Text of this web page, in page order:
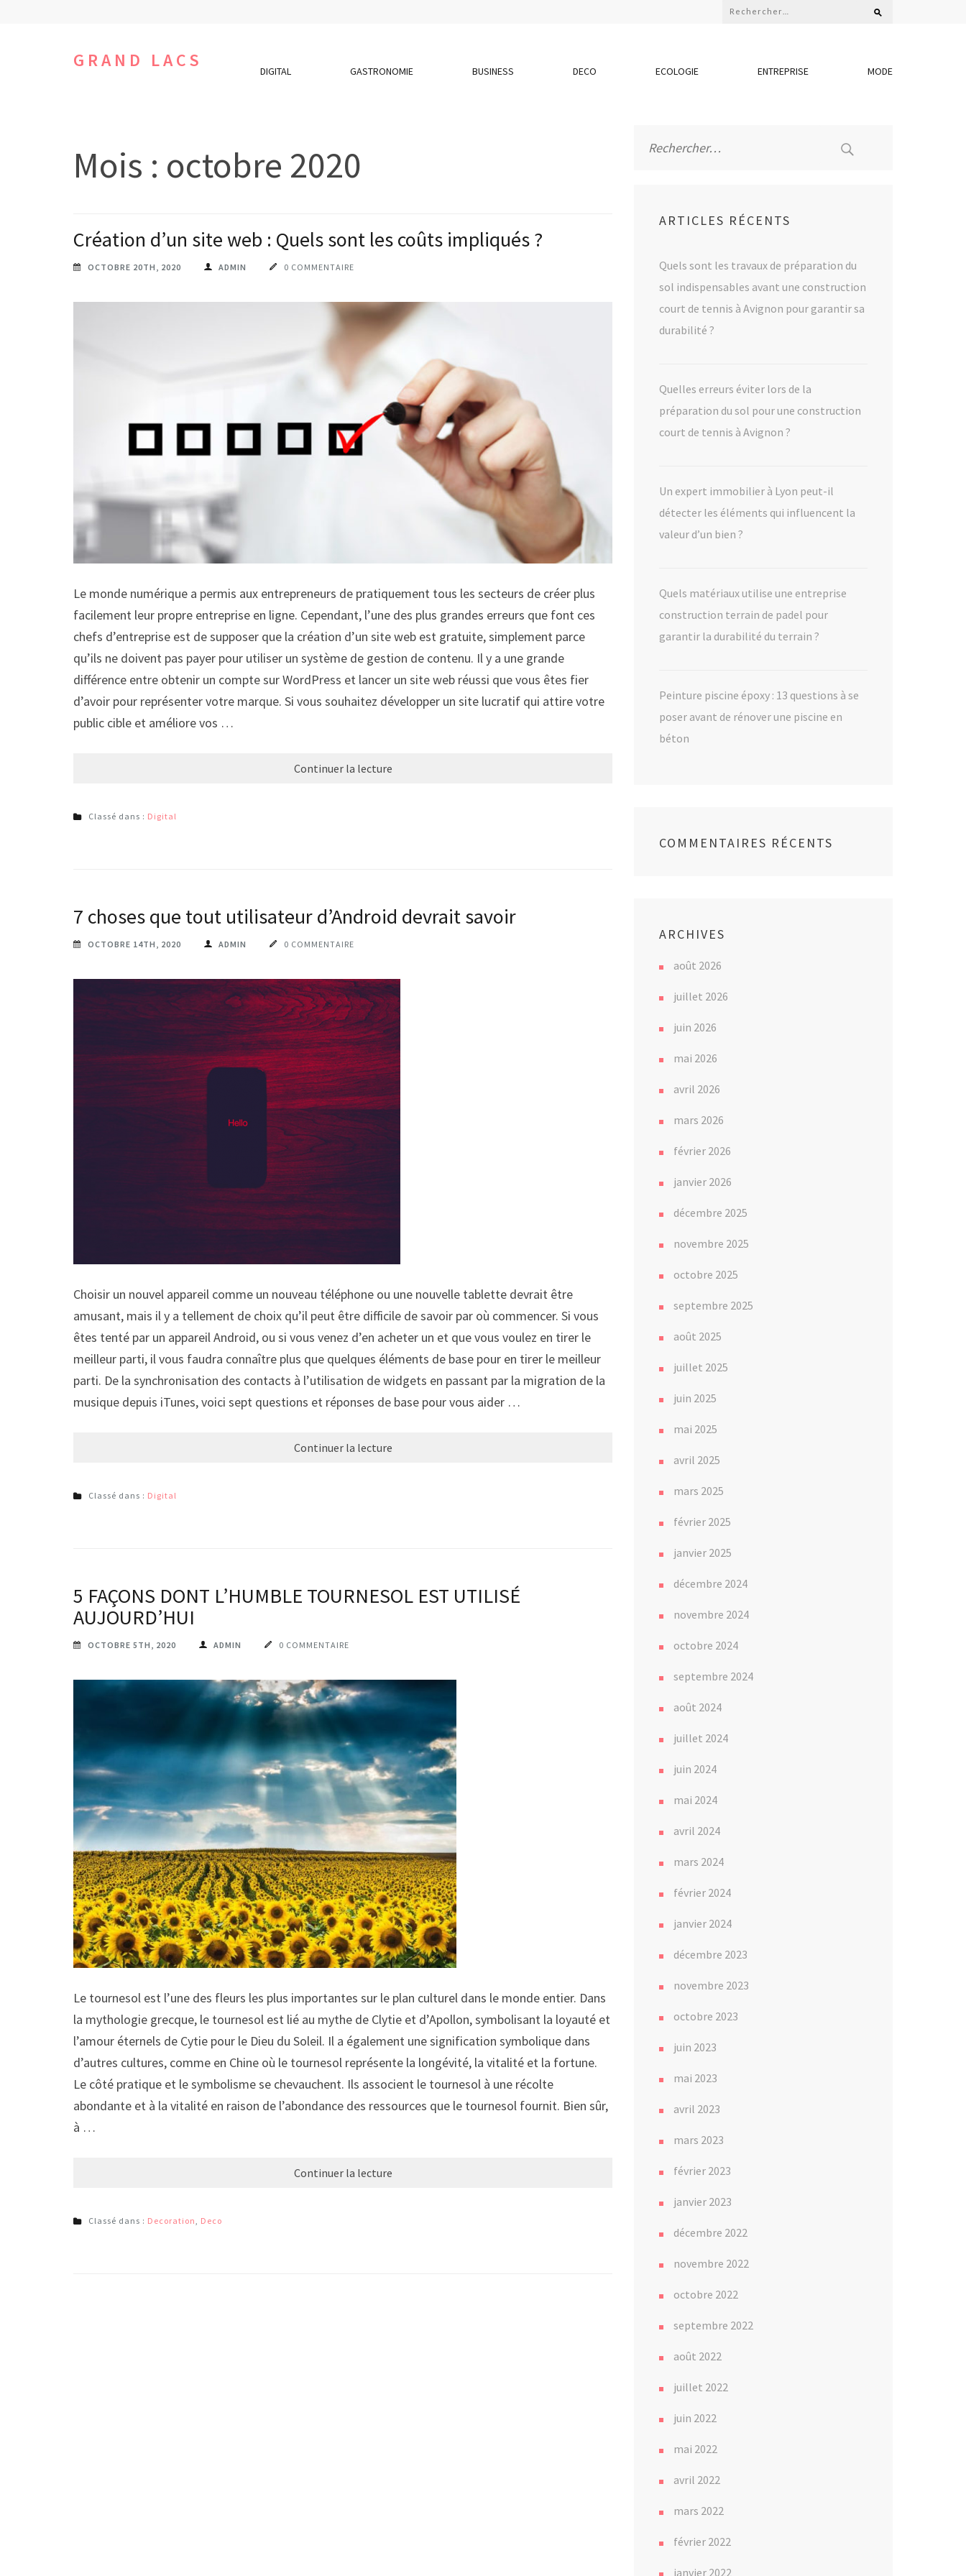
Rechercher :
GRAND LACS DIGITAL GASTRONOMIE BUSINESS DECO ECOLOGIE ENTREPRISE MODE
Mois : octobre 2020
Création d’un site web : Quels sont les coûts impliqués ?
OCTOBRE 20TH, 2020 ADMIN 0 COMMENTAIRE
Le monde numérique a permis aux entrepreneurs de pratiquement tous les secteurs de créer plus
facilement leur propre entreprise en ligne. Cependant, l’une des plus grandes erreurs que font ces
chefs d’entreprise est de supposer que la création d’un site web est gratuite, simplement parce
qu’ils ne doivent pas payer pour utiliser un système de gestion de contenu. Il y a une grande
différence entre obtenir un compte sur WordPress et lancer un site web réussi que vous êtes fier
d’avoir pour représenter votre marque. Si vous souhaitez développer un site lucratif qui attire votre
public cible et améliore vos …
Continuer la lecture
Classé dans : Digital
7 choses que tout utilisateur d’Android devrait savoir
OCTOBRE 14TH, 2020 ADMIN 0 COMMENTAIRE
Choisir un nouvel appareil comme un nouveau téléphone ou une nouvelle tablette devrait être
amusant, mais il y a tellement de choix qu’il peut être difficile de savoir par où commencer. Si vous
êtes tenté par un appareil Android, ou si vous venez d’en acheter un et que vous voulez en tirer le
meilleur parti, il vous faudra connaître plus que quelques éléments de base pour en tirer le meilleur
parti. De la synchronisation des contacts à l’utilisation de widgets en passant par la migration de la
musique depuis iTunes, voici sept questions et réponses de base pour vous aider …
Continuer la lecture
Classé dans : Digital
5 FAÇONS DONT L’HUMBLE TOURNESOL EST UTILISÉ
AUJOURD’HUI
OCTOBRE 5TH, 2020 ADMIN 0 COMMENTAIRE
Le tournesol est l’une des fleurs les plus importantes sur le plan culturel dans le monde entier. Dans
la mythologie grecque, le tournesol est lié au mythe de Clytie et d’Apollon, symbolisant la loyauté et
l’amour éternels de Cytie pour le Dieu du Soleil. Il a également une signification symbolique dans
d’autres cultures, comme en Chine où le tournesol représente la longévité, la vitalité et la fortune.
Le côté pratique et le symbolisme se chevauchent. Ils associent le tournesol à une récolte
abondante et à la vitalité en raison de l’abondance des ressources que le tournesol fournit. Bien sûr,
à …
Continuer la lecture
Classé dans : Decoration Deco
ARTICLES RÉCENTS
Quels sont les travaux de préparation du
sol indispensables avant une construction
court de tennis à Avignon pour garantir sa
durabilité ?
Quelles erreurs éviter lors de la
préparation du sol pour une construction
court de tennis à Avignon ?
Un expert immobilier à Lyon peut-il
détecter les éléments qui influencent la
valeur d’un bien ?
Quels matériaux utilise une entreprise
construction terrain de padel pour
garantir la durabilité du terrain ?
Peinture piscine époxy : 13 questions à se
poser avant de rénover une piscine en
béton
COMMENTAIRES RÉCENTS
ARCHIVES
août 2026
juillet 2026
juin 2026
mai 2026
avril 2026
mars 2026
février 2026
janvier 2026
décembre 2025
novembre 2025
octobre 2025
septembre 2025
août 2025
juillet 2025
juin 2025
mai 2025
avril 2025
mars 2025
février 2025
janvier 2025
décembre 2024
novembre 2024
octobre 2024
septembre 2024
août 2024
juillet 2024
juin 2024
mai 2024
avril 2024
mars 2024
février 2024
janvier 2024
décembre 2023
novembre 2023
octobre 2023
juin 2023
mai 2023
avril 2023
mars 2023
février 2023
janvier 2023
décembre 2022
novembre 2022
octobre 2022
septembre 2022
août 2022
juillet 2022
juin 2022
mai 2022
avril 2022
mars 2022
février 2022
janvier 2022